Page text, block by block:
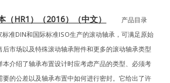
（HR1）（2016）（中文）
产品目录
标准DIN和国际标准ISO生产的滚动轴承，可满足原始
市场以及特殊滚动轴承附件和更多的滚动轴承类型
本介绍了轴承布置设计时应考虑产品的类型、必须考
要的公差以及轴承布置中如何进行密封。它给出了许